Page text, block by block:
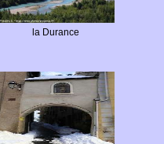
la Durance